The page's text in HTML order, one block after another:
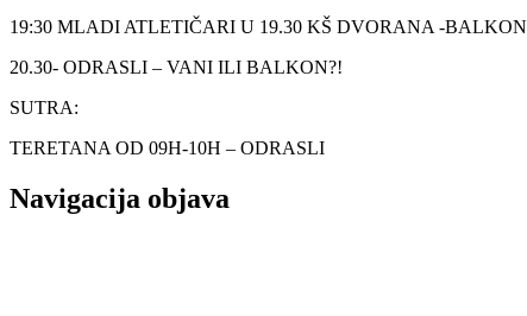
19:30 MLADI ATLETIČARI U 19.30 KŠ DVORANA -BALKON
20.30- ODRASLI – VANI ILI BALKON?!
SUTRA:
TERETANA OD 09H-10H – ODRASLI
Navigacija objava